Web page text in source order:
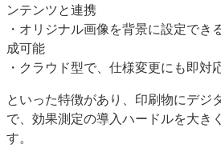
ンテンツと連携
・オリジナル画像を背景に設定でき
成可能
・クラウド型で、仕様変更にも即対
といった特徴があり、印刷物にデジ
で、効果測定の導入ハードルを大き
す。